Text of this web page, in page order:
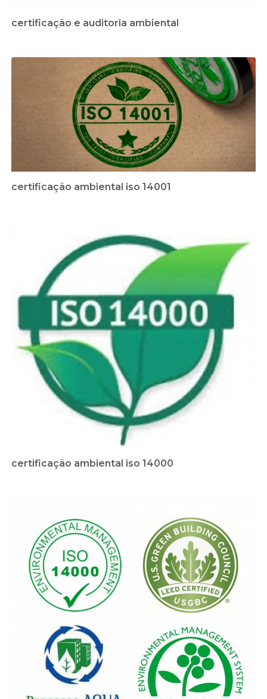
certificação e auditoria ambiental
certificação ambiental iso 14001
certificação ambiental iso 14000